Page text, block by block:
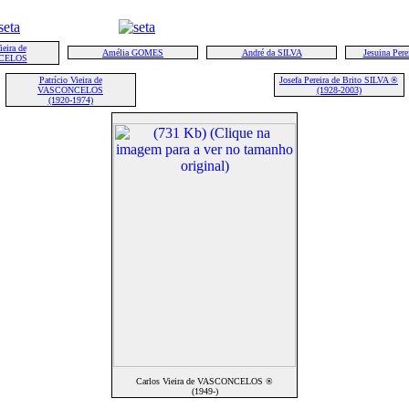
de
Amélia GOMES André da SILVA Jesuina
Patrício Vieira de
VASCONCELOS
(1920-1974)
Josefa Pereira de Brito SILVA ®
(1928-2003)
Carlos Vieira de VASCONCELOS ®
(1949-)